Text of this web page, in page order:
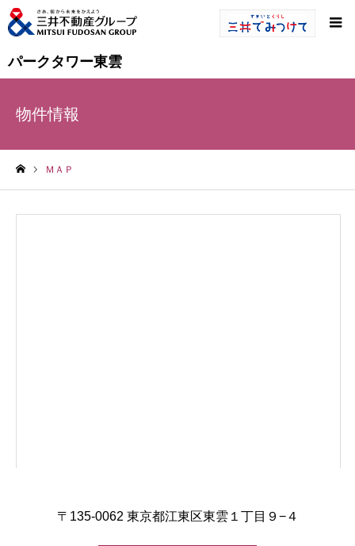
パークタワー東雲
物件情報
ＭＡＰ
〒135-0062 東京都江東区東雲１丁目９−４